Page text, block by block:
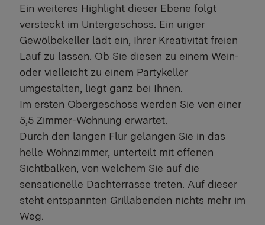
Ein weiteres Highlight dieser Ebene folgt
versteckt im Untergeschoss. Ein uriger
Gewölbekeller lädt ein, Ihrer Kreativität freien
Lauf zu lassen. Ob Sie diesen zu einem Wein-
oder vielleicht zu einem Partykeller
umgestalten, liegt ganz bei Ihnen.
Im ersten Obergeschoss werden Sie von einer
5,5 Zimmer-Wohnung erwartet.
Durch den langen Flur gelangen Sie in das
helle Wohnzimmer, unterteilt mit offenen
Sichtbalken, von welchem Sie auf die
sensationelle Dachterrasse treten. Auf dieser
steht entspannten Grillabenden nichts mehr im
Weg.